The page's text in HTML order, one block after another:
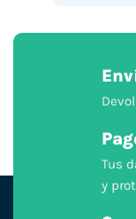
Tus
y